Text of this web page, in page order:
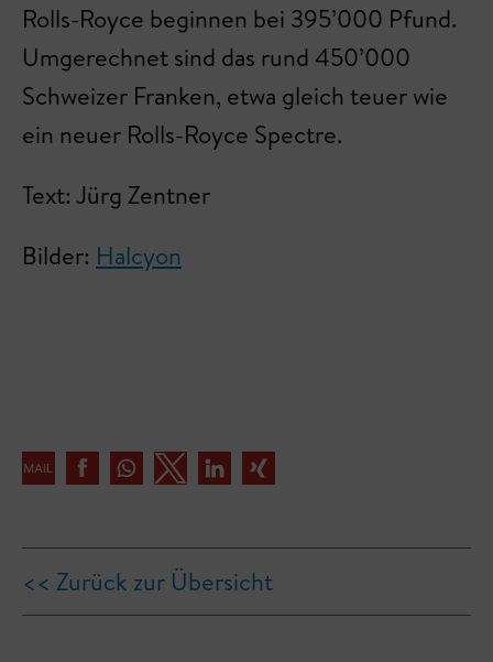
Rolls-Royce beginnen bei 395’000 Pfund.
Umgerechnet sind das rund 450’000
Schweizer Franken, etwa gleich teuer wie
ein neuer Rolls-Royce Spectre.
Text: Jürg Zentner
Bilder: Halcyon
<< Zurück zur Übersicht